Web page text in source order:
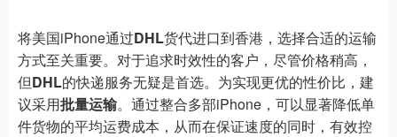
将美国iPhone通过DHL货代进口到香港，选择合适的运输
方式至关重要。对于追求时效性的客户，尽管价格稍高，
但DHL的快递服务无疑是首选。为实现更优的性价比，建
议采用批量运输。通过整合多部iPhone，可以显著降低单
件货物的平均运费成本，从而在保证速度的同时，有效控